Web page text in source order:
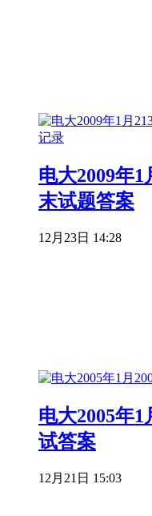
电大2009年1
末试题答案
12月23日 14:28
电大2005年
试答案
12月21日 15:03